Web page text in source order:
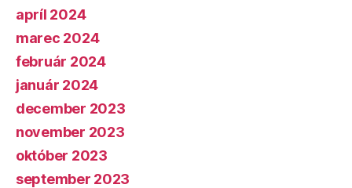
apríl 2024
marec 2024
február 2024
január 2024
december 2023
november 2023
október 2023
september 2023